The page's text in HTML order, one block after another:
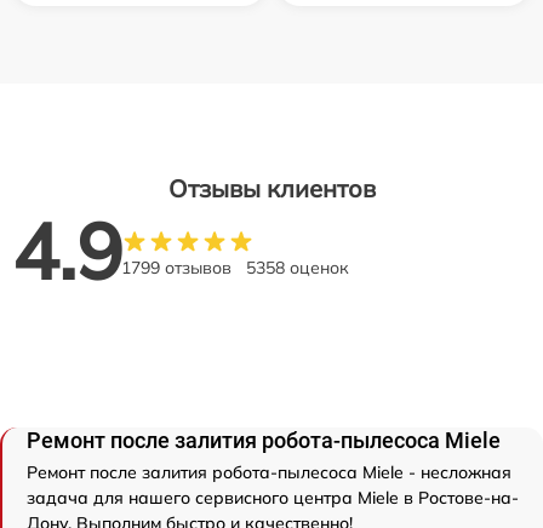
Отзывы клиентов
4.91799 отзывов 5358 оценок
Ремонт после залития робота-пылесоса Miele
Ремонт после залития робота-пылесоса Miele - несложная
задача для нашего сервисного центра Miele в Ростове-на-
Дону. Выполним быстро и качественно!